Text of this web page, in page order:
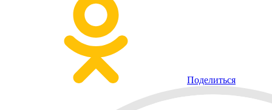
Поделиться